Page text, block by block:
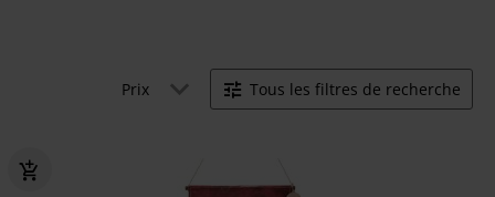
Prix Tous les filtres de recherche